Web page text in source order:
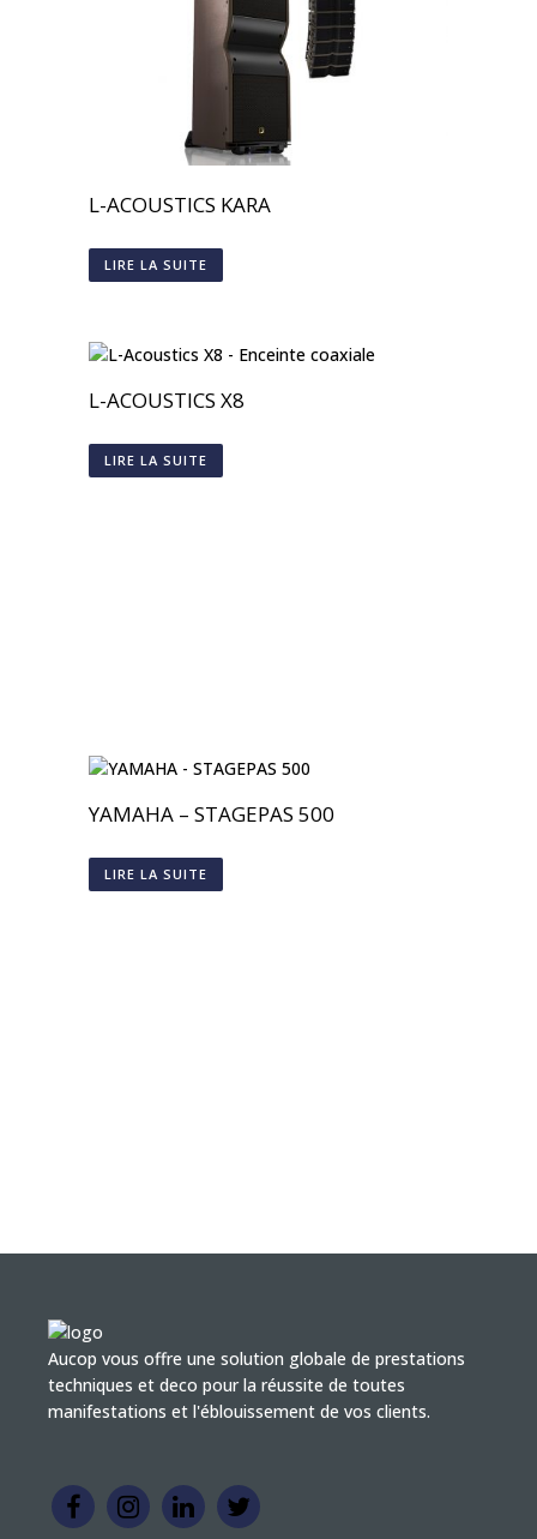
L-ACOUSTICS KARA
LIRE LA SUITE
L-ACOUSTICS X8
LIRE LA SUITE
YAMAHA – STAGEPAS 500
LIRE LA SUITE
Aucop vous offre une solution globale de prestations
techniques et deco pour la réussite de toutes
manifestations et l'éblouissement de vos clients.